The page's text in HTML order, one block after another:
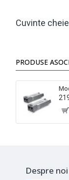
Cuvinte
PRODUSE
Despre noi